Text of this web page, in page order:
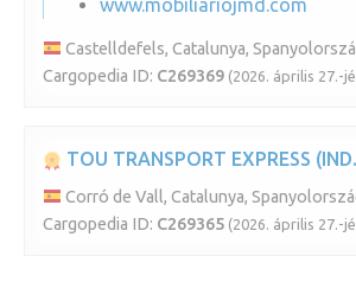
www.mobiliariojmd.com
Castelldefels, Catalunya,
Cargopedia ID: C269369 (2026. április 27.-
TOU TRANSPORT EXPRESS
Corró de Vall, Catalunya,
Cargopedia ID: C269365 (2026. április 27.-